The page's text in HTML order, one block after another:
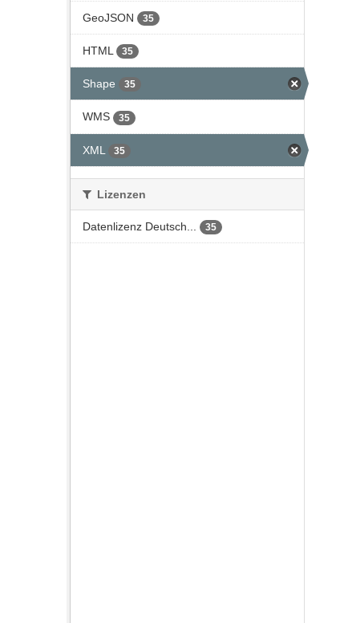
GeoJSON 35
HTML 35
Shape 35
WMS 35
XML 35
Lizenzen
Datenlizenz Deutsch... 35